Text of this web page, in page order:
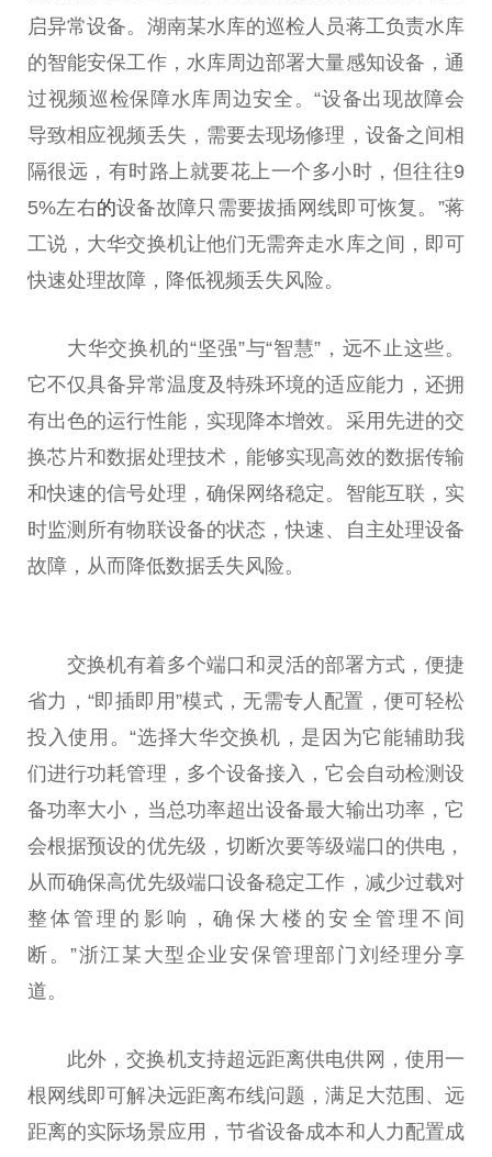
启异常设备。湖南某水库的巡检人员蒋工负责水库
的智能安保工作，水库周边部署大量感知设备，通
过视频巡检保障水库周边安全。“设备出现故障会
导致相应视频丢失，需要去现场修理，设备之间相
隔很远，有时路上就要花上一个多小时，但往往9
5%左右的设备故障只需要拔插网线即可恢复。”蒋
工说，大华交换机让他们无需奔走水库之间，即可
快速处理故障，降低视频丢失风险。
大华交换机的“坚强”与“智慧”，远不止这些。
它不仅具备异常温度及特殊环境的适应能力，还拥
有出色的运行性能，实现降本增效。采用先进的交
换芯片和数据处理技术，能够实现高效的数据传输
和快速的信号处理，确保网络稳定。智能互联，实
时监测所有物联设备的状态，快速、自主处理设备
故障，从而降低数据丢失风险。
交换机有着多个端口和灵活的部署方式，便捷
省力，“即插即用”模式，无需专人配置，便可轻松
投入使用。“选择大华交换机，是因为它能辅助我
们进行功耗管理，多个设备接入，它会自动检测设
备功率大小，当总功率超出设备最大输出功率，它
会根据预设的优先级，切断次要等级端口的供电，
从而确保高优先级端口设备稳定工作，减少过载对
整体管理的影响，确保大楼的安全管理不间
断。”浙江某大型企业安保管理部门刘经理分享
道。
此外，交换机支持超远距离供电供网，使用一
根网线即可解决远距离布线问题，满足大范围、远
距离的实际场景应用，节省设备成本和人力配置成